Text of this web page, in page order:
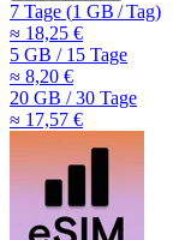
7 Tage (1 GB /Tag)
≈ 18,25 €
5 GB /15 Tage
≈ 8,20 €
20 GB /30 Tage
≈ 17,57 €